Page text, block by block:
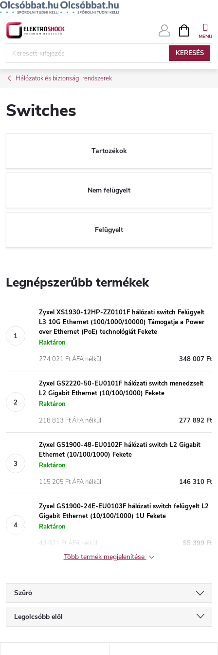
Ugrás
KERESÉS
KOSÁR
Hálózatok és biztonsági rendszerek
Switches
Tartozékok
Nem felügyelt
Felügyelt
Legnépszerűbb termékek
Zyxel XS1930-12HP-ZZ0101F hálózati switch Felügyelt
L3 10G Ethernet (100/1000/10000) Támogatja a Power
over Ethernet (PoE) technológiát Fekete
Raktáron
348 007 Ft
274 021 Ft ÁFA nélkül
Zyxel GS2220-50-EU0101F hálózati switch menedzselt
L2 Gigabit Ethernet (10/100/1000) Fekete
Raktáron
277 892 Ft
218 813 Ft ÁFA nélkül
Zyxel GS1900-48-EU0102F hálózati switch L2 Gigabit
Ethernet (10/100/1000) Fekete
Raktáron
146 310 Ft
115 205 Ft ÁFA nélkül
Zyxel GS1900-24E-EU0103F hálózati switch felügyelt L2
Gigabit Ethernet (10/100/1000) 1U Fekete
Raktáron
55 399 Ft
43 621 Ft ÁFA nélkül
Több termék megjelenítése
Szűrő
T
e
Legolcsóbb elöl